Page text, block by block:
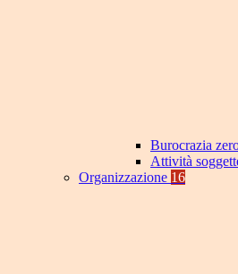
Burocrazia
Attività
Organizzazione 16